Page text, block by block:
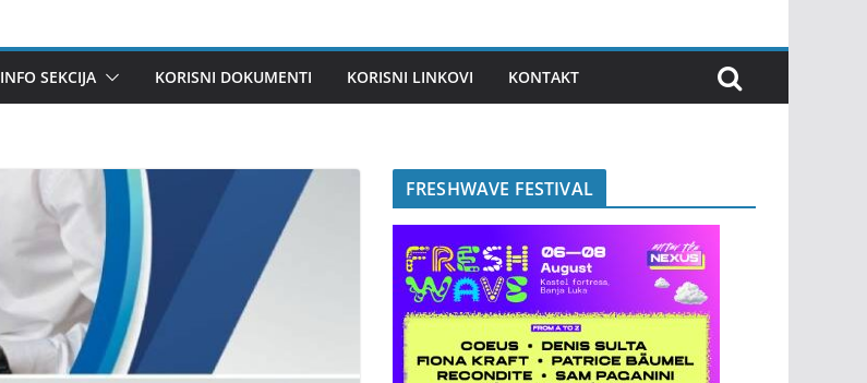
INFO SEKCIJA KORISNI DOKUMENTI KORISNI LINKOVI KONTAKT
FRESHWAVE FESTIVAL